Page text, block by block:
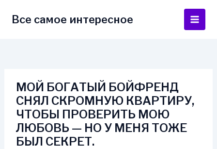
Все самое интересное
Main
МОЙ БОГАТЫЙ БОЙФРЕНД
СНЯЛ СКРОМНУЮ КВАРТИРУ,
ЧТОБЫ ПРОВЕРИТЬ МОЮ
ЛЮБОВЬ — НО У МЕНЯ ТОЖЕ
БЫЛ СЕКРЕТ.